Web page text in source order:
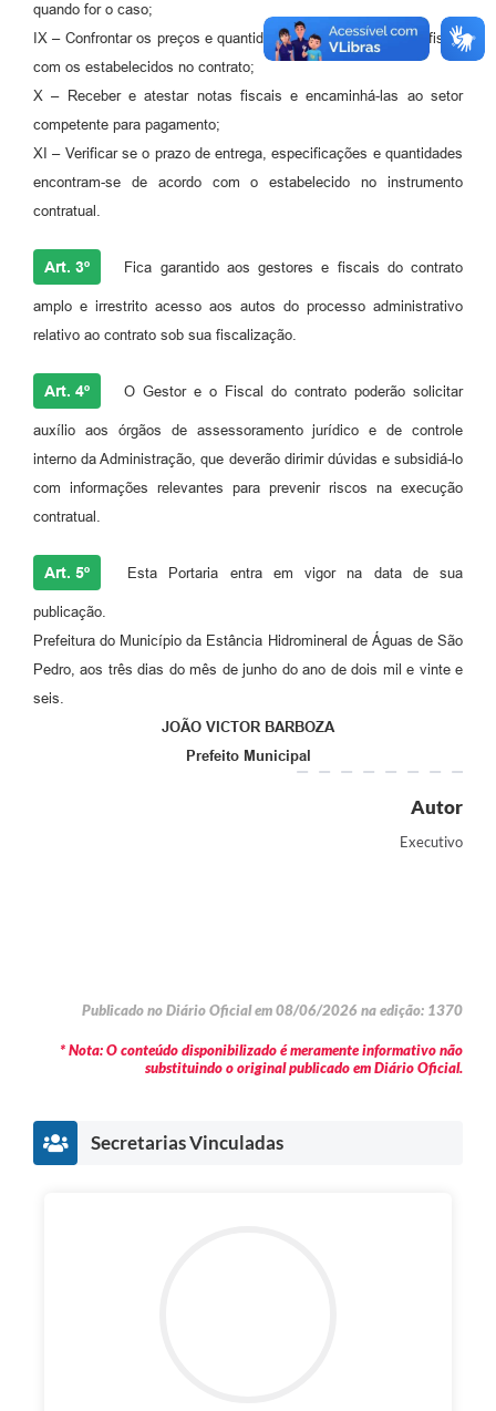
quando for o caso;
IX – Confrontar os preços e quantidades constantes da nota fiscal
com os estabelecidos no contrato;
X – Receber e atestar notas fiscais e encaminhá-las ao setor
competente para pagamento;
XI – Verificar se o prazo de entrega, especificações e quantidades
encontram-se de acordo com o estabelecido no instrumento
contratual.
Art. 3º Fica garantido aos gestores e fiscais do contrato
amplo e irrestrito acesso aos autos do processo administrativo
relativo ao contrato sob sua fiscalização.
Art. 4º O Gestor e o Fiscal do contrato poderão solicitar
auxílio aos órgãos de assessoramento jurídico e de controle
interno da Administração, que deverão dirimir dúvidas e subsidiá-lo
com informações relevantes para prevenir riscos na execução
contratual.
Art. 5º Esta Portaria entra em vigor na data de sua
publicação.
Prefeitura do Município da Estância Hidromineral de Águas de São
Pedro, aos três dias do mês de junho do ano de dois mil e vinte e
seis.
JOÃO VICTOR BARBOZA
Prefeito Municipal
Autor
Executivo
Publicado no Diário Oficial em 08/06/2026 na edição: 1370
* Nota: O conteúdo disponibilizado é meramente informativo não
substituindo o original publicado em Diário Oficial.
Secretarias Vinculadas